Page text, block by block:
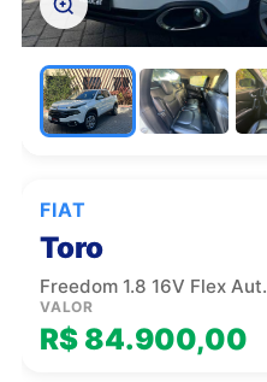
FIAT
Toro
Freedom 1.8 16V Flex Aut.
VALOR
R$ 84.900,00